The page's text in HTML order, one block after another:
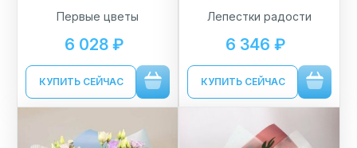
Первые цветы
6 028 ₽
КУПИТЬ СЕЙЧАС
Лепестки радости
6 346 ₽
КУПИТЬ СЕЙЧАС